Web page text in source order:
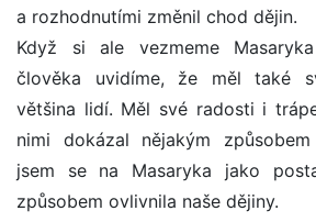
a rozhodnutími změnil chod dějin.
Když si ale vezmeme
člověka uvidíme, že měl také
většina lidí. Měl své radosti i
nimi dokázal nějakým
jsem se na Masaryka jako
způsobem ovlivnila naše dějiny.